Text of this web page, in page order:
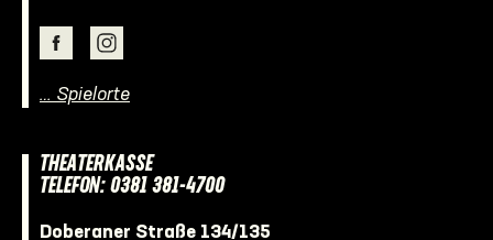
… Spielorte
THEATERKASSE
TELEFON: 0381 381-4700
Doberaner Straße 134/135